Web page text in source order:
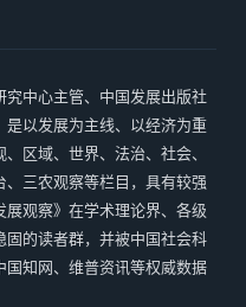
究中心主管、中国发展出版社
是以发展为主线、以经济为重
区域、世界、法治、社会、
三农观察等栏目，具有较强
观察》在学术理论界、各级
固的读者群，并被中国社会科
知网、维普资讯等权威数据